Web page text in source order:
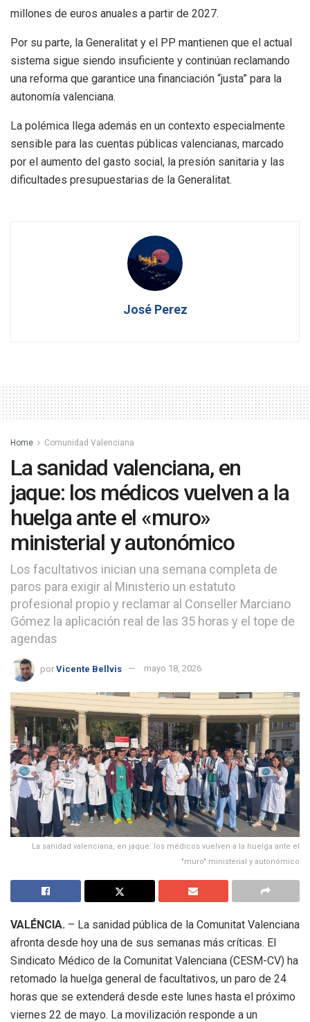
millones de euros anuales a partir de 2027.
Por su parte, la Generalitat y el PP mantienen que el actual
sistema sigue siendo insuficiente y continúan reclamando
una reforma que garantice una financiación “justa” para la
autonomía valenciana.
La polémica llega además en un contexto especialmente
sensible para las cuentas públicas valencianas, marcado
por el aumento del gasto social, la presión sanitaria y las
dificultades presupuestarias de la Generalitat.
José Perez
Home Comunidad Valenciana
La sanidad valenciana, en
jaque: los médicos vuelven a la
huelga ante el «muro»
ministerial y autonómico
Los facultativos inician una semana completa de
paros para exigir al Ministerio un estatuto
profesional propio y reclamar al Conseller Marciano
Gómez la aplicación real de las 35 horas y el tope de
agendas
por Vicente Bellvis mayo 18, 2026
La sanidad valenciana, en jaque: los médicos vuelven a la huelga ante el
"muro" ministerial y autonómico
VALÉNCIA. – La sanidad pública de la Comunitat Valenciana
afronta desde hoy una de sus semanas más críticas. El
Sindicato Médico de la Comunitat Valenciana (CESM-CV) ha
retomado la huelga general de facultativos, un paro de 24
horas que se extenderá desde este lunes hasta el próximo
viernes 22 de mayo. La movilización responde a un